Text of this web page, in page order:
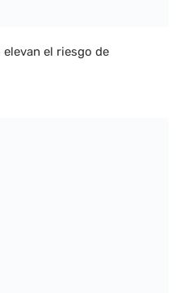
el riesgo de